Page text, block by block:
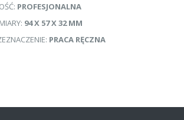
PROFESJONALNA
94 X 57 X 32 MM
PRACA RĘCZNA